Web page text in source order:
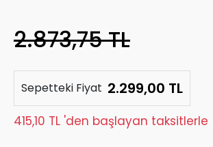
2.873,75 TL
Sepetteki Fiyat 2.299,00 TL
415,10 TL 'den başlayan taksitlerle